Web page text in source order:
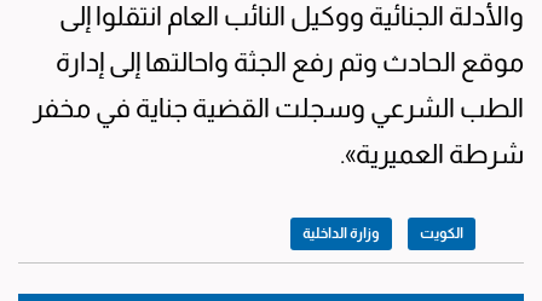
والأدلة الجنائية ووكيل النائب العام انتقلوا إلى
موقع الحادث وتم رفع الجثة واحالتها إلى إدارة
الطب الشرعي وسجلت القضية جناية في مخفر
شرطة العميرية».
الكويت وزارة الداخلية